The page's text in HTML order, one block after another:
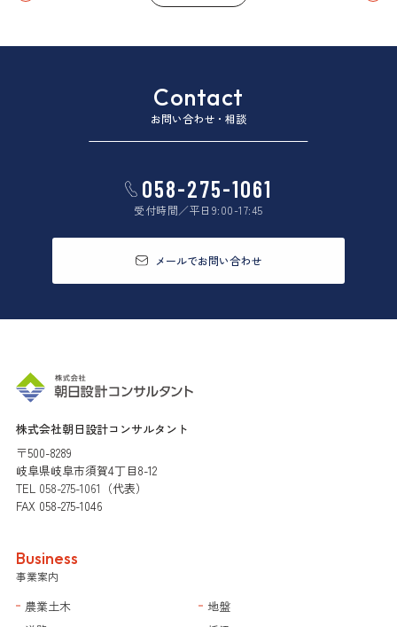
Contact
お問い合わせ・相談
058-275-1061
受付時間／平日9:00-17:45
メールでお問い合わせ
株式会社朝日設計コンサルタント
〒500-8289
岐阜県岐阜市須賀4丁目8-12
TEL 058-275-1061 （代表）
FAX 058-275-1046
Business
事業案内
農業土木
地盤